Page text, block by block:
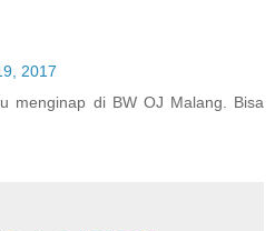
2017
menginap di BW OJ Malang. Bisa